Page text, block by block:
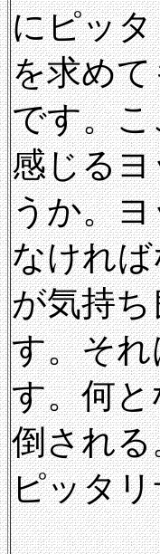
にピッ
を求め
です。
感じる
うか。
なけれ
が気持
す。そ
す。何
倒され
ピッタ